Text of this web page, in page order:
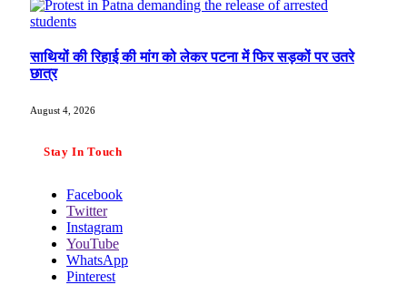
साथियों की रिहाई की मांग को लेकर पटना में फिर सड़कों पर उतरे
छात्र
August 4, 2026
Stay In Touch
Facebook
Twitter
Instagram
YouTube
WhatsApp
Pinterest